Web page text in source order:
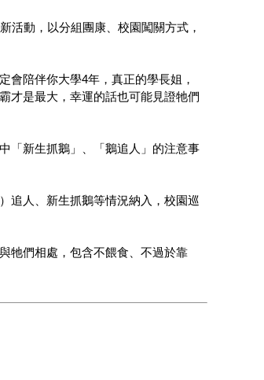
活動，以分組團康、校園闖關方式，
會陪伴你大學4年，真正的學長姐，
才是最大，幸運的話也可能見證牠們
「新生抓鵝」、「鵝追人」的注意事
追人、新生抓鵝等情況納入，校園巡
牠們相處，包含不餵食、不過於靠